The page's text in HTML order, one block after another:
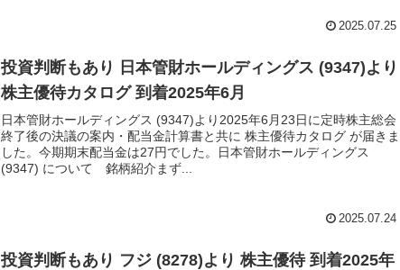
2025.07.25
投資判断もあり 日本管財ホールディングス (9347)より
株主優待カタログ 到着2025年6月
日本管財ホールディングス (9347)より2025年6月23日に定時株主総会
終了後の決議の案内・配当金計算書と共に 株主優待カタログ が届きま
した。今期期末配当金は27円でした。日本管財ホールディングス
(9347) について 銘柄紹介まず...
2025.07.24
投資判断もあり フジ (8278)より 株主優待 到着2025年